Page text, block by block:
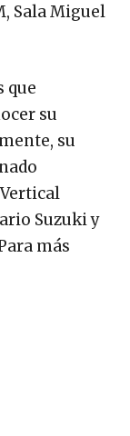
Sala Miguel
que
su
su
Suzuki y
más